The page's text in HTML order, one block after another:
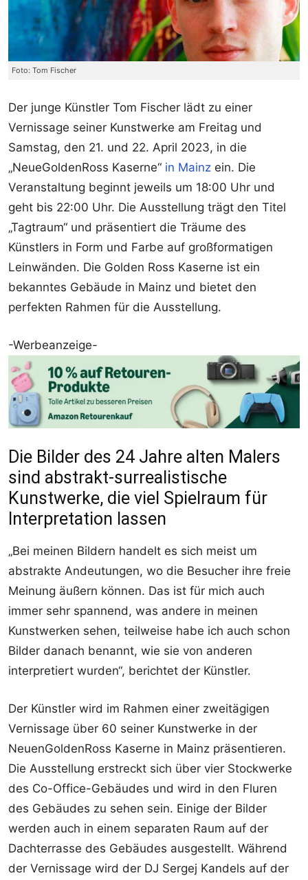
Foto: Tom Fischer
Der junge Künstler Tom Fischer lädt zu einer
Vernissage seiner Kunstwerke am Freitag und
Samstag, den 21. und 22. April 2023, in die
„NeueGoldenRoss Kaserne“ in Mainz ein. Die
Veranstaltung beginnt jeweils um 18:00 Uhr und
geht bis 22:00 Uhr. Die Ausstellung trägt den Titel
„Tagtraum“ und präsentiert die Träume des
Künstlers in Form und Farbe auf großformatigen
Leinwänden. Die Golden Ross Kaserne ist ein
bekanntes Gebäude in Mainz und bietet den
perfekten Rahmen für die Ausstellung.
-Werbeanzeige-
Die Bilder des 24 Jahre alten Malers
sind abstrakt-surrealistische
Kunstwerke, die viel Spielraum für
Interpretation lassen
„Bei meinen Bildern handelt es sich meist um
abstrakte Andeutungen, wo die Besucher ihre freie
Meinung äußern können. Das ist für mich auch
immer sehr spannend, was andere in meinen
Kunstwerken sehen, teilweise habe ich auch schon
Bilder danach benannt, wie sie von anderen
interpretiert wurden“, berichtet der Künstler.
Der Künstler wird im Rahmen einer zweitägigen
Vernissage über 60 seiner Kunstwerke in der
NeuenGoldenRoss Kaserne in Mainz präsentieren.
Die Ausstellung erstreckt sich über vier Stockwerke
des Co-Office-Gebäudes und wird in den Fluren
des Gebäudes zu sehen sein. Einige der Bilder
werden auch in einem separaten Raum auf der
Dachterrasse des Gebäudes ausgestellt. Während
der Vernissage wird der DJ Sergej Kandels auf der